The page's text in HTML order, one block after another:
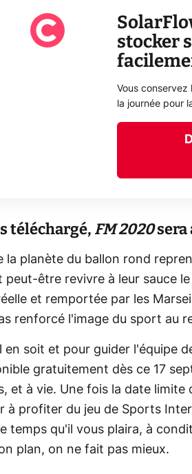
stocker
Vous conservez
la journée pour
téléchargé, FM 2020sera
la planète du ballon rond
peut-être revivre à leur sauce
et remportée par les
renforcé l'image du sport au
en soit et pour guider l'équipe
gratuitement dès ce 17
et à vie. Une fois la date
à profiter du jeu de Sports
temps qu'il vous plaira, à
plan, on ne fait pas mieux.